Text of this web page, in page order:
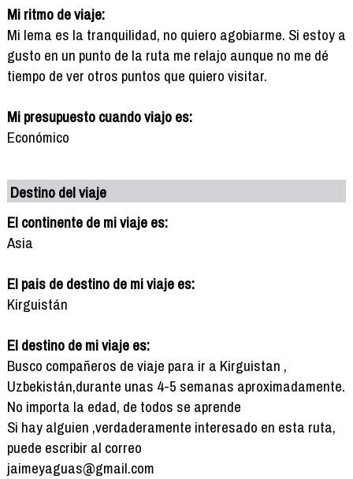
Mi ritmo de viaje:
Mi lema es la tranquilidad, no quiero agobiarme. Si estoy a
gusto en un punto de la ruta me relajo aunque no me dé
tiempo de ver otros puntos que quiero visitar.
Mi presupuesto cuando viajo es:
Económico
Destino del viaje
El continente de mi viaje es:
Asia
El pais de destino de mi viaje es:
Kirguistán
El destino de mi viaje es:
Busco compañeros de viaje para ir a Kirguistan ,
Uzbekistán,durante unas 4-5 semanas aproximadamente.
No importa la edad, de todos se aprende
Si hay alguien ,verdaderamente interesado en esta ruta,
puede escribir al correo
jaimeyaguas@gmail.com